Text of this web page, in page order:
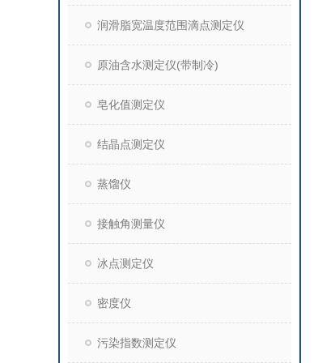
润滑脂宽温度范围滴点测定仪
原油含水测定仪(带制冷)
皂化值测定仪
结晶点测定仪
蒸馏仪
接触角测量仪
冰点测定仪
密度仪
污染指数测定仪